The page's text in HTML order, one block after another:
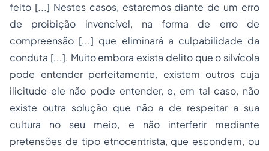
feito [...] Nestes casos, estaremos diante de um erro
de proibição invencível, na forma de erro de
compreensão [...] que eliminará a culpabilidade da
conduta [...]. Muito embora exista delito que o silvícola
pode entender perfeitamente, existem outros cuja
ilicitude ele não pode entender, e, em tal caso, não
existe outra solução que não a de respeitar a sua
cultura no seu meio, e não interferir mediante
pretensões de tipo etnocentrista, que escondem, ou